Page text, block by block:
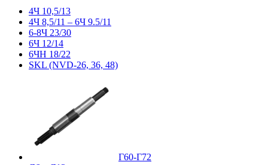
4Ч 10,5/13
4Ч 8,5/11 – 6Ч 9.5/11
6-8Ч 23/30
6Ч 12/14
6ЧН 18/22
SKL (NVD-26, 36, 48)
Г60-Г72